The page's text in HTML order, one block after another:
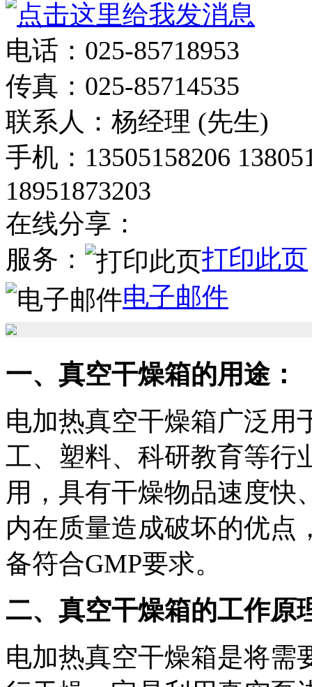
电话：025-85718953
传真：025-85714535
联系人：杨经理 (先生)
手机：13505158206
18951873203
在线分享：
服务：
打印此页
电子邮件
一、真空干燥箱的用途：
电加热真空干燥箱广泛用
工、塑料、科研教育等行
用，具有干燥物品速度快
内在质量造成破坏的优点
备符合GMP要求。
二、真空干燥箱的工作原
电加热真空干燥箱是将需